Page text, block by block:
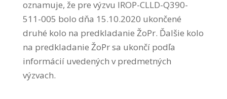
oznamuje, že pre výzvu IROP-CLLD-Q390-
511-005 bolo dňa 15.10.2020 ukončené
druhé kolo na predkladanie ŽoPr. Ďalšie kolo
na predkladanie ŽoPr sa ukončí podľa
informácií uvedených v predmetných
výzvach.